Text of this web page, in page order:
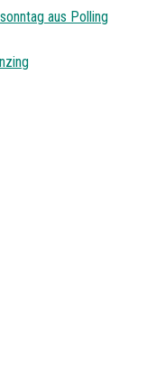
aus Polling